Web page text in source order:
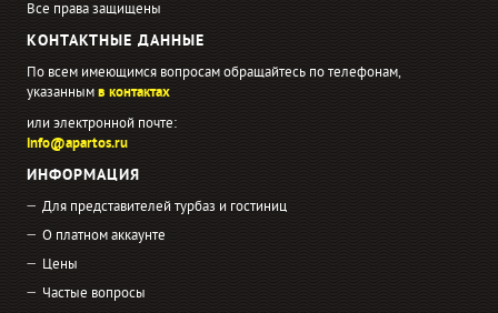
Все права защищены
КОНТАКТНЫЕ ДАННЫЕ
По всем имеющимся вопросам обращайтесь по телефонам,
указаннымв контактах
или электронной почте:
info@apartos.ru
ИНФОРМАЦИЯ
Для представителей турбаз и гостиниц
О платном аккаунте
Цены
Частые вопросы